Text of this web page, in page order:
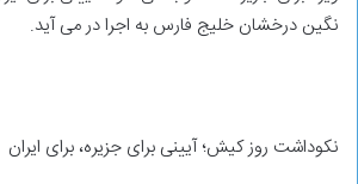
نگین درخشان خلیج فارس به اجرا در می آید.
نکوداشت روز کیش؛ آیینی برای جزیره، برای ایران